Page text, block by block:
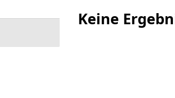
Keine